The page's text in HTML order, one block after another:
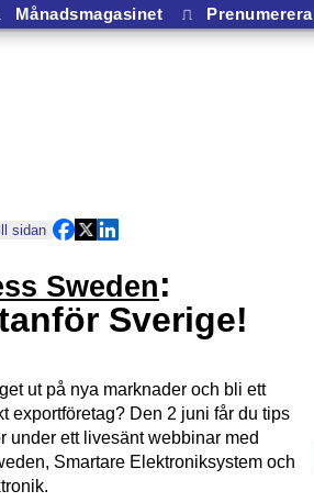
Månadsmagasinet ⎍ Prenumerera
sidan
Sweden:
Sverige!
ut på nya marknader och bli ett
exportföretag? Den 2 juni får du tips
under ett livesänt webbinar med
Smartare Elektroniksystem och